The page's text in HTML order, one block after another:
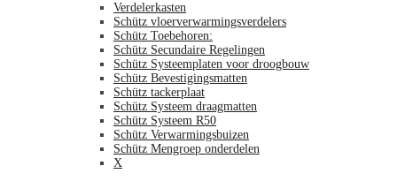
Verdelerkasten
Schütz vloerverwarmingsverdelers
Schütz Toebehoren:
Schütz Secundaire Regelingen
Schütz Systeemplaten voor droogbouw
Schütz Bevestigingsmatten
Schütz tackerplaat
Schütz Systeem draagmatten
Schütz Systeem R50
Schütz Verwarmingsbuizen
Schütz Mengroep onderdelen
X